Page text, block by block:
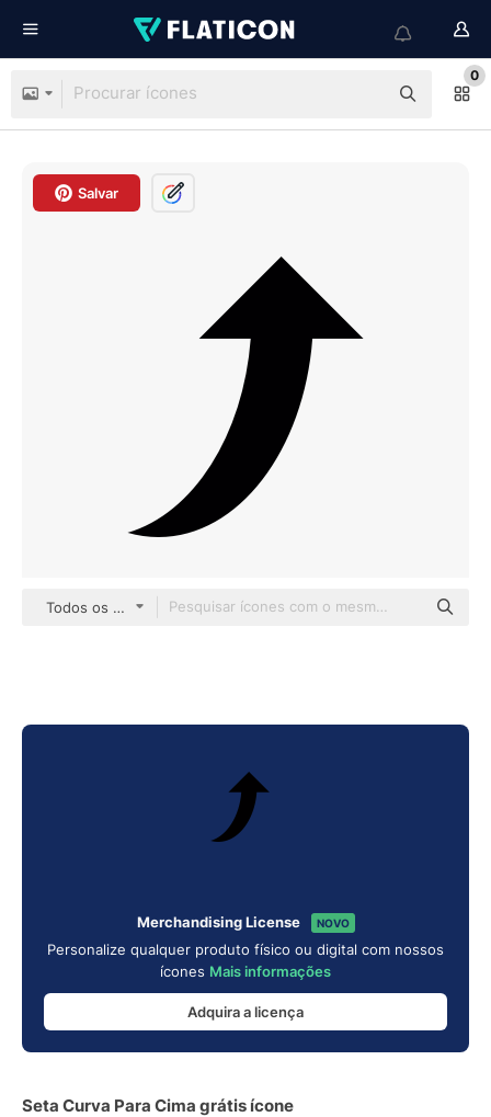
0
Salvar
Todos os estilos
Merchandising License NOVO
Personalize qualquer produto físico ou digital com nossos
ícones Mais informações
Adquira a licença
Seta Curva Para Cima grátis ícone